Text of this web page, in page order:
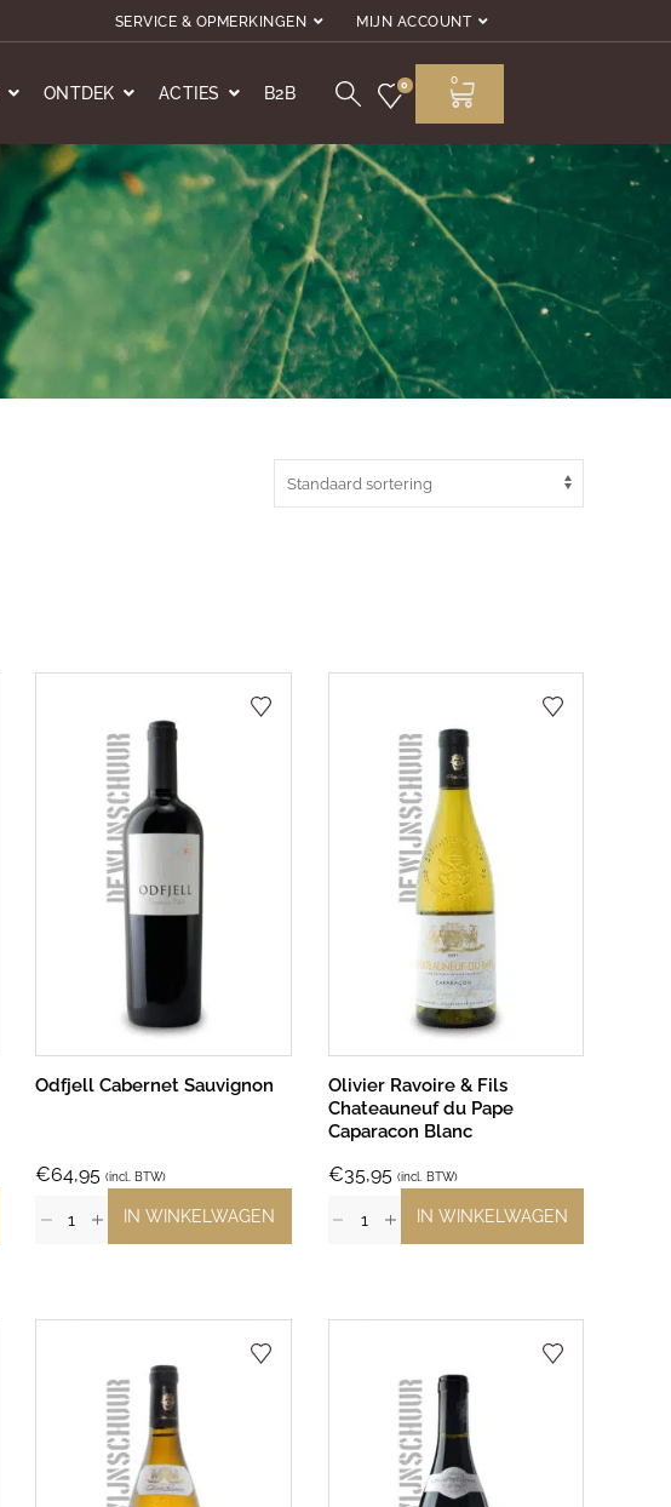
SERVICE & OPMERKINGEN MIJN ACCOUNT
ONTDEK ACTIES B2B 0 0
Odfjell Cabernet Sauvignon
€64,95 (incl. BTW)
IN WINKELWAGEN
Olivier Ravoire & Fils
Chateauneuf du Pape
Caparacon Blanc
€35,95 (incl. BTW)
IN WINKELWAGEN